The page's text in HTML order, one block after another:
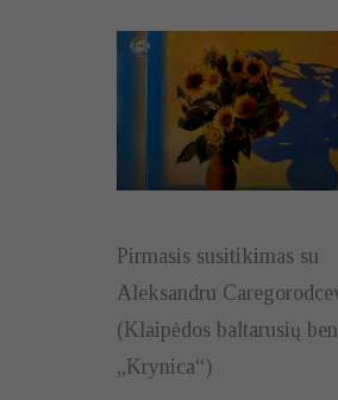
Pirmasis susitikimas su
Aleksandru
(Klaipėdos baltarusių
„Krynica“)